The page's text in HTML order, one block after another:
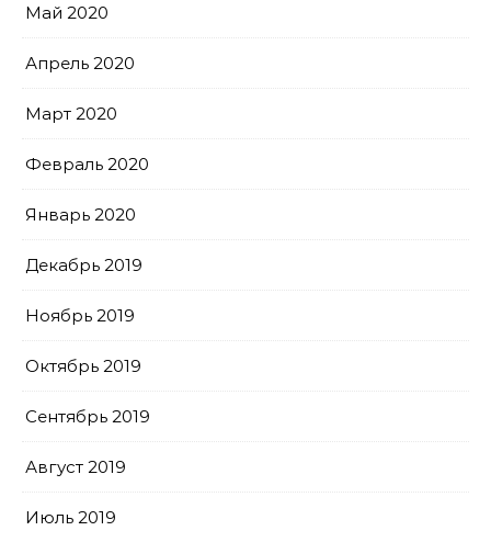
Май 2020
Апрель 2020
Март 2020
Февраль 2020
Январь 2020
Декабрь 2019
Ноябрь 2019
Октябрь 2019
Сентябрь 2019
Август 2019
Июль 2019